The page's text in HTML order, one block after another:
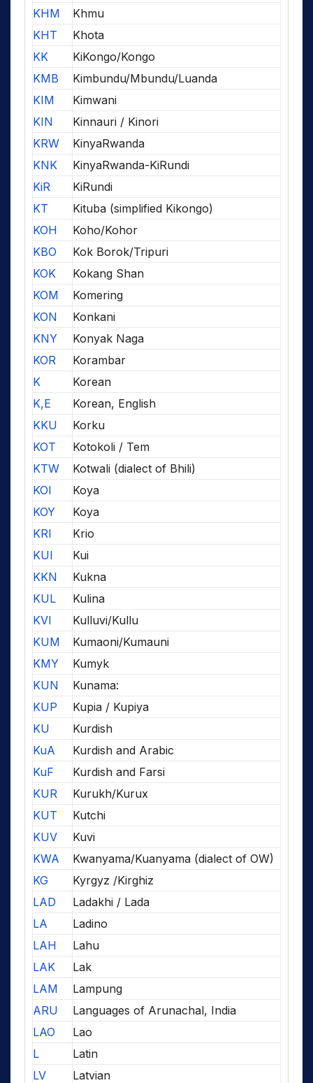
KHM
Khmu
KHT
Khota
KK
KiKongo/Kongo
KMB
Kimbundu/Mbundu/Luanda
KIM
Kimwani
KIN
Kinnauri / Kinori
KRW
KinyaRwanda
KNK
KinyaRwanda-KiRundi
KiR
KiRundi
KT
Kituba (simplified Kikongo)
KOH
Koho/Kohor
KBO
Kok Borok/Tripuri
KOK
Kokang Shan
KOM
Komering
KON
Konkani
KNY
Konyak Naga
KOR
Korambar
K
Korean
K,E
Korean, English
KKU
Korku
KOT
Kotokoli / Tem
KTW
Kotwali (dialect of Bhili)
KOI
Koya
KOY
Koya
KRI
Krio
KUI
Kui
KKN
Kukna
KUL
Kulina
KVI
Kulluvi/Kullu
KUM
Kumaoni/Kumauni
KMY
Kumyk
KUN
Kunama:
KUP
Kupia / Kupiya
KU
Kurdish
KuA
Kurdish and Arabic
KuF
Kurdish and Farsi
KUR
Kurukh/Kurux
KUT
Kutchi
KUV
Kuvi
KWA
Kwanyama/Kuanyama (dialect of OW)
KG
Kyrgyz /Kirghiz
LAD
Ladakhi / Lada
LA
Ladino
LAH
Lahu
LAK
Lak
LAM
Lampung
ARU
Languages of Arunachal, India
LAO
Lao
L
Latin
LV
Latvian